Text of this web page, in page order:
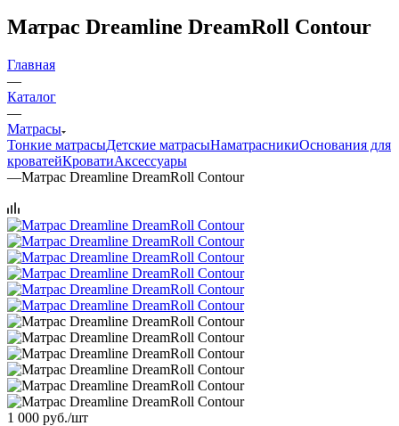
Матрас Dreamline DreamRoll Contour
Главная
—
Каталог
—
Матрасы
Тонкие матрасыДетские матрасыНаматрасникиОснования для
кроватейКроватиАксессуары
—Матрас Dreamline DreamRoll Contour
1 000 руб./шт